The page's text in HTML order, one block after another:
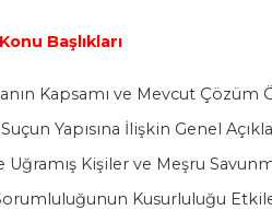
Başlıkları
Kapsamı ve Mevcut Çözüm
Yapısına İlişkin Genel
Uğramış Kişiler ve Meşru
Kusurluluğu